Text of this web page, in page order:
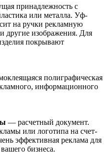
принадлежность с
или металла. Уф-
на ручки рекламную
другие изображения. Для
покрывают
полиграфическая
информационного
— расчетный документ.
или логотипа на счет-
эффективная реклама для
бизнеса.